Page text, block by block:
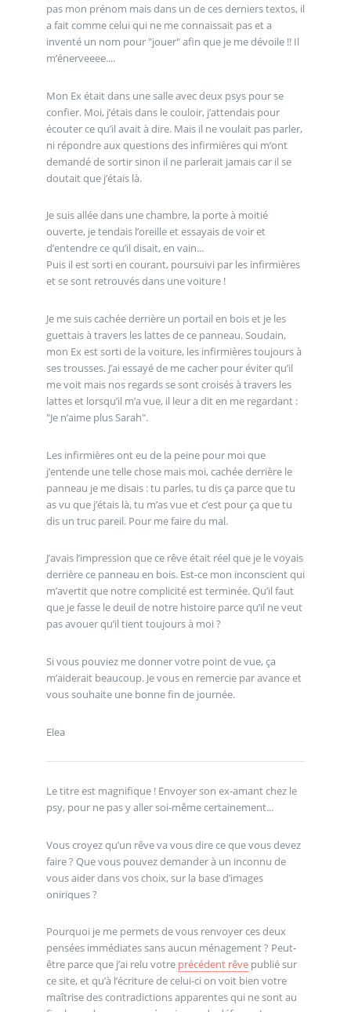
pas mon prénom mais dans un de ces derniers textos, il
a fait comme celui qui ne me connaissait pas et a
inventé un nom pour "jouer" afin que je me dévoile !! Il
m’énerveeee....
Mon Ex était dans une salle avec deux psys pour se
confier. Moi, j’étais dans le couloir, j’attendais pour
écouter ce qu’il avait à dire. Mais il ne voulait pas parler,
ni répondre aux questions des infirmières qui m’ont
demandé de sortir sinon il ne parlerait jamais car il se
doutait que j’étais là.
Je suis allée dans une chambre, la porte à moitié
ouverte, je tendais l’oreille et essayais de voir et
d’entendre ce qu’il disait, en vain...
Puis il est sorti en courant, poursuivi par les infirmières
et se sont retrouvés dans une voiture !
Je me suis cachée derrière un portail en bois et je les
guettais à travers les lattes de ce panneau. Soudain,
mon Ex est sorti de la voiture, les infirmières toujours à
ses trousses. J’ai essayé de me cacher pour éviter qu’il
me voit mais nos regards se sont croisés à travers les
lattes et lorsqu’il m’a vue, il leur a dit en me regardant :
"Je n’aime plus Sarah".
Les infirmières ont eu de la peine pour moi que
j’entende une telle chose mais moi, cachée derrière le
panneau je me disais : tu parles, tu dis ça parce que tu
as vu que j’étais là, tu m’as vue et c’est pour ça que tu
dis un truc pareil. Pour me faire du mal.
J’avais l’impression que ce rêve était réel que je le voyais
derrière ce panneau en bois. Est-ce mon inconscient qui
m’avertit que notre complicité est terminée. Qu’il faut
que je fasse le deuil de notre histoire parce qu’il ne veut
pas avouer qu’il tient toujours à moi ?
Si vous pouviez me donner votre point de vue, ça
m’aiderait beaucoup. Je vous en remercie par avance et
vous souhaite une bonne fin de journée.
Elea
Le titre est magnifique ! Envoyer son ex-amant chez le
psy, pour ne pas y aller soi-même certainement...
Vous croyez qu’un rêve va vous dire ce que vous devez
faire ? Que vous pouvez demander à un inconnu de
vous aider dans vos choix, sur la base d’images
oniriques ?
Pourquoi je me permets de vous renvoyer ces deux
pensées immédiates sans aucun ménagement ? Peut-
être parce que j’ai relu votre précédent rêvepublié sur
ce site, et qu’à l’écriture de celui-ci on voit bien votre
maîtrise des contradictions apparentes qui ne sont au